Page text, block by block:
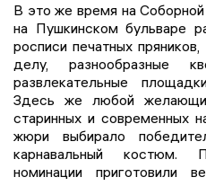
В это же время на
на Пушкинском бульваре
росписи печатных
делу, разнообразные
развлекательные
Здесь же любой
старинных и современных
жюри выбирало
карнавальный костюм.
номинации приготовили